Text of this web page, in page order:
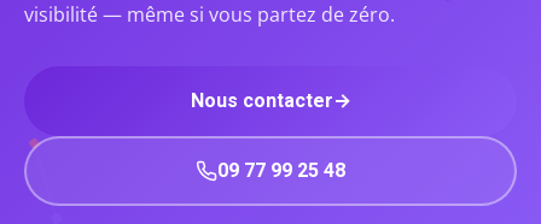
formation
?
Comment
visibilité — même si vous partez de zéro.
Nous contacter→
09 77 99 25 48